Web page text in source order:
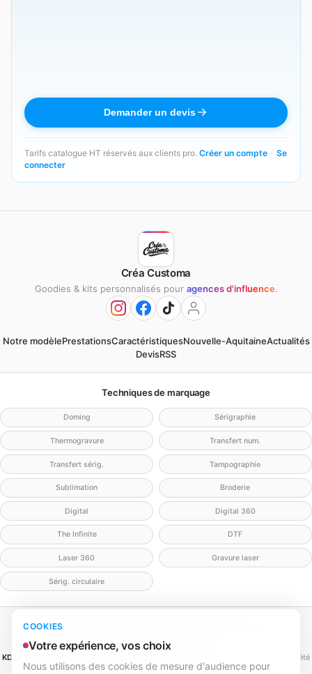
COOKIES
Votre expérience, vos choix
Nous utilisons des cookies de mesure d'audience pour
Demander un devis
Tarifs catalogue HT réservés aux clients pro. Créer un compte · Se
connecter
Créa Customa
Goodies & kits personnalisés pour agences d'influence.
Notre modèlePrestationsCaractéristiquesNouvelle-AquitaineActualités
DevisRSS
Techniques de marquage
Doming Sérigraphie
Thermogravure Transfert num.
Transfert sérig. Tampographie
Sublimation Broderie
Digital Digital 360
The Infinite DTF
Laser 360 Gravure laser
Sérig. circulaire
Mentions légales
KD2V SIGNA & EVENTA
(MEILLEURECOMMUNICATION.COM - KD2V) — SAS, société
par actions simplifiée